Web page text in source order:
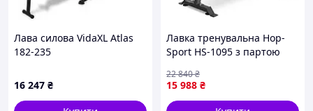
Лава силова VidaXL Atlas
182-235
16 247 ₴
Лавка тренувальна Hop-
Sport HS-1095 з партою
15 988 ₴
22 840₴